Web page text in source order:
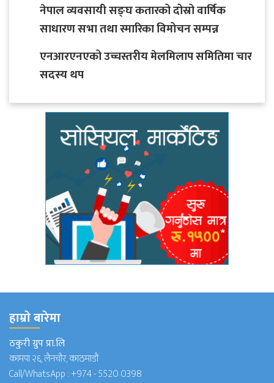
नेपाल व्यवसायी सङ्घ कतारको दोस्रो वार्षिक
साधारण सभा तथा स्मारिका विमोचन सम्पन्न
एनआरएनएको उच्चस्तरीय मेलमिलाप समितिमा चार
सदस्य थप
हाम्राे बारेमा
ठकुरी ग्रुप प्रा.लि
कामपा २६, लैनचौर, काठमाडौं
Call/WhatsApp :+974 - 5520 0398